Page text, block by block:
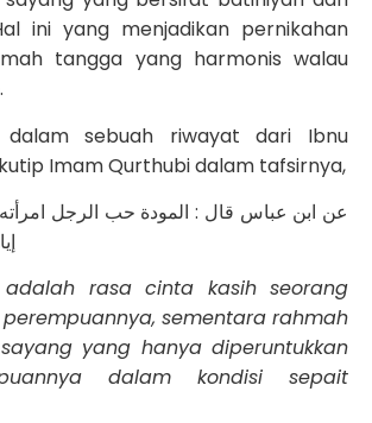
ini yang menjadikan pernikahan
tangga yang harmonis walau
dalam sebuah riwayat dari Ibnu
Imam Qurthubi dalam tafsirnya,
عن ابن عباس قال : المودة حب الرجل
adalah rasa cinta kasih seorang
sementara rahmah
yang hanya diperuntukkan
dalam kondisi sepait